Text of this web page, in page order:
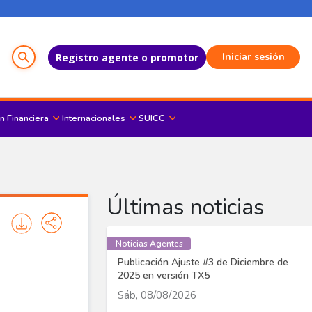
Registro agente o promotor Iniciar sesión
Financiera Internacionales SUICC
Últimas noticias
Noticias Agentes
Publicación Ajuste #3 de Diciembre de
2025 en versión TX5
Sáb, 08/08/2026